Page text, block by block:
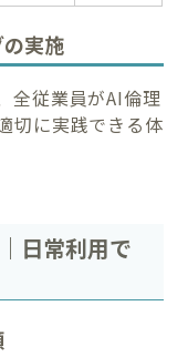
実施
全従業員がAI倫理
切に実践できる体
日常利用で